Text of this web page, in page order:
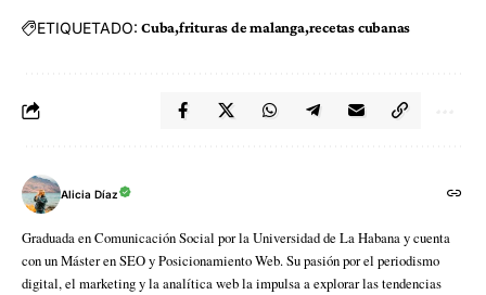
ETIQUETADO: Cuba frituras de malanga recetas cubanas
Alicia Díaz
Graduada en Comunicación Social por la Universidad de La Habana y cuenta
con un Máster en SEO y Posicionamiento Web. Su pasión por el periodismo
digital, el marketing y la analítica web la impulsa a explorar las tendencias